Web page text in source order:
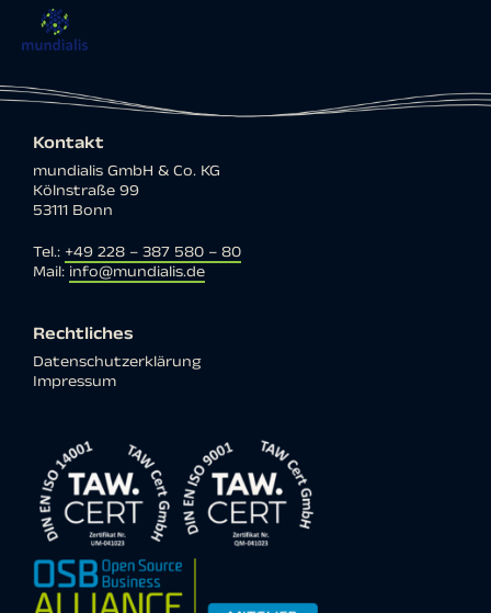
Kontakt
mundialis GmbH & Co. KG
Kölnstraße 99
53111 Bonn
Tel.: +49 228 – 387 580 – 80
Mail: info@mundialis.de
Rechtliches
Datenschutzerklärung
Impressum